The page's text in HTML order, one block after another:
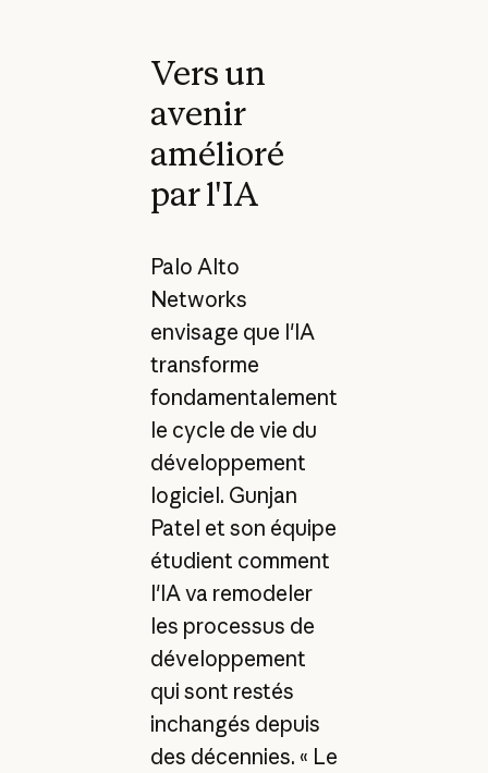
Vers un
avenir
amélioré
par l'IA
Palo Alto
Networks
envisage que l'IA
transforme
fondamentalement
le cycle de vie du
développement
logiciel. Gunjan
Patel et son équipe
étudient comment
l'IA va remodeler
les processus de
développement
qui sont restés
inchangés depuis
des décennies. « Le